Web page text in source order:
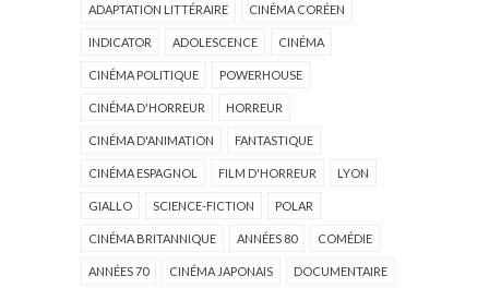
ADAPTATION LITTÉRAIRE CINÉMA CORÉEN
INDICATOR ADOLESCENCE CINÉMA
CINÉMA POLITIQUE POWERHOUSE
CINÉMA D'HORREUR HORREUR
CINÉMA D'ANIMATION FANTASTIQUE
CINÉMA ESPAGNOL FILM D'HORREUR LYON
GIALLO SCIENCE-FICTION POLAR
CINÉMA BRITANNIQUE ANNÉES 80 COMÉDIE
ANNÉES 70 CINÉMA JAPONAIS DOCUMENTAIRE